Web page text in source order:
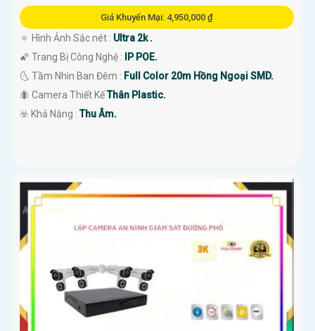
Giá Khuyến Mại: 4,950,000 ₫
🔅 Hình Ảnh Sắc nét : Ultra 2k .
🌠 Trang Bị Công Nghệ :
IP POE.
🌜 Tầm Nhìn Ban Đêm : Full Color 20m Hồng Ngoại SMD.
🐜 Camera Thiết KếThân Plastic.
️☣️ Khả Năng :Thu Âm.